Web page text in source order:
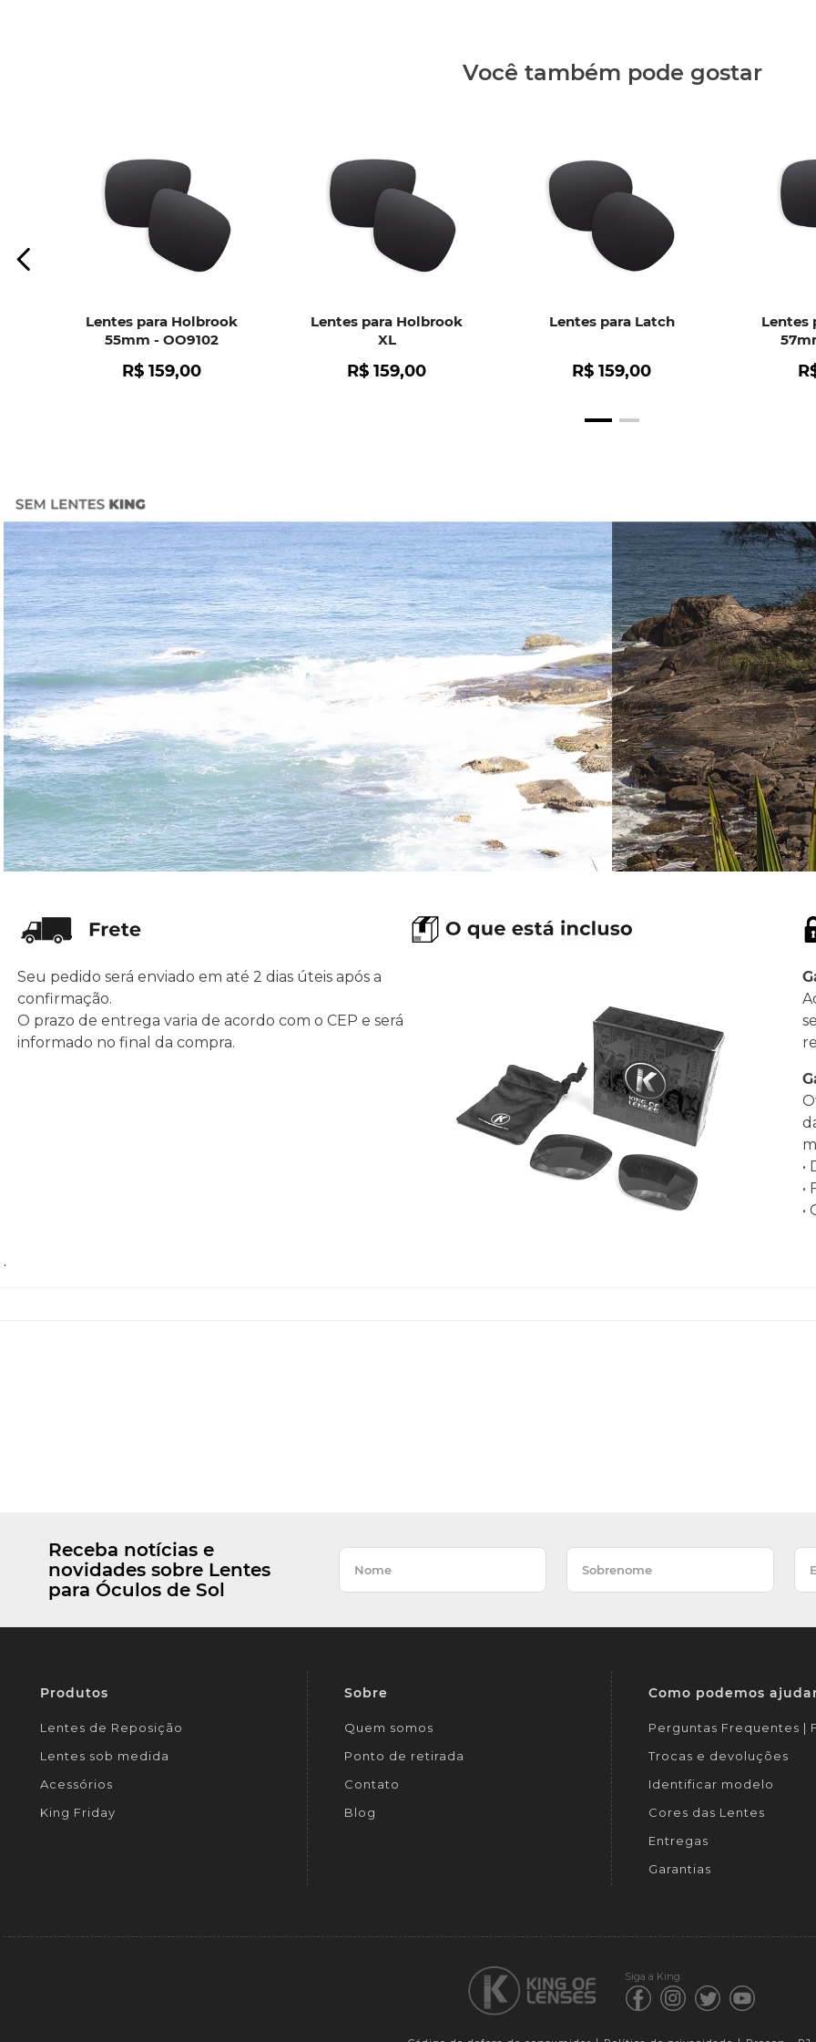
Você também pode gostar
Lentes para Holbrook
55mm - OO9102
R$ 159,00
Lentes para Holbrook
XL
R$ 159,00
Lentes para Latch
R$ 159,00
Lentes
Seu pedido será enviado em até 2 dias úteis após a
confirmação.
O prazo de entrega varia de acordo com o CEP e será
informado no final da compra.
•
•
•
.
Receba notícias e
novidades sobre Lentes
para Óculos de Sol
Produtos
Lentes de Reposição
Lentes sob medida
Acessórios
King Friday
Sobre
Quem somos
Ponto de retirada
Contato
Blog
Como podemos
Perguntas Frequentes |
Trocas e devoluções
Identificar modelo
Cores das Lentes
Entregas
Garantias
Siga a King: